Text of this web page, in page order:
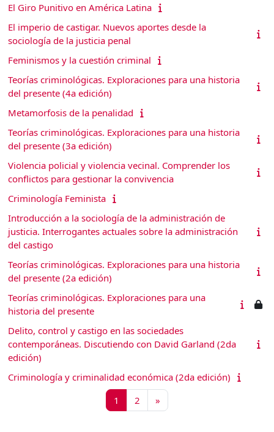
El Giro Punitivo en América Latina
El imperio de castigar. Nuevos aportes desde la
sociología de la justicia penal
Feminismos y la cuestión criminal
Teorías criminológicas. Exploraciones para una historia
del presente (4a edición)
Metamorfosis de la penalidad
Teorías criminológicas. Exploraciones para una historia
del presente (3a edición)
Violencia policial y violencia vecinal. Comprender los
conflictos para gestionar la convivencia
Criminología Feminista
Introducción a la sociología de la administración de
justicia. Interrogantes actuales sobre la administración
del castigo
Teorías criminológicas. Exploraciones para una historia
del presente (2a edición)
Teorías criminológicas. Exploraciones para una
historia del presente
Delito, control y castigo en las sociedades
contemporáneas. Discutiendo con David Garland (2da
edición)
Criminología y criminalidad económica (2da edición)
1 Página 1
2 Página 2
»